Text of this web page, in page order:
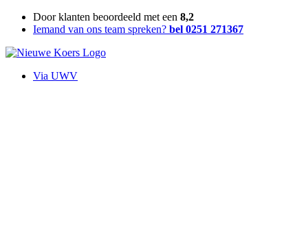
naar
inhoud
Door klanten beoordeeld met een 8,2
Iemand van ons team spreken? bel 0251 271367
Via UWV